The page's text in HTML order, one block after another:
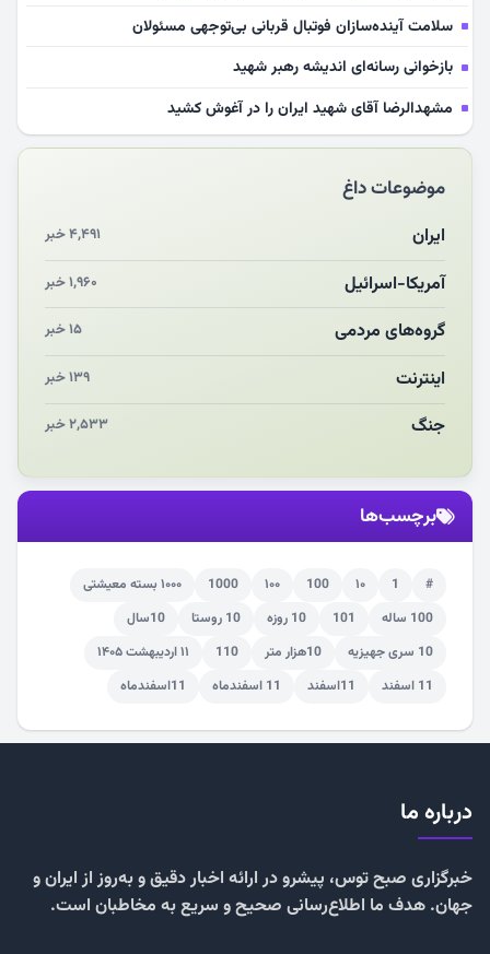
سلامت آینده‌سازان فوتبال قربانی بی‌توجهی مسئولان
بازخوانی رسانه‌ای اندیشه رهبر شهید
مشهدالرضا آقای شهید ایران را در آغوش کشید
مکن ای صبح طلوع
چرایی «استقبال از آقای ایران»
انقلاب مردمی و مردم انقلابی
مرگ خاموش زیست‌محیطی در منطقه تربت‌جام
چو‌ن‌وچرا در «علی‌الاصول» یا انتظار برای تحقق شروط
موضوعات داغ
ایران ۴,۴۹۱ خبر
آمریکا-اسرائیل ۱,۹۶۰ خبر
گروه‌های مردمی ۱۵ خبر
اینترنت ۱۳۹ خبر
جنگ ۲,۵۳۳ خبر
برچسب‌ها
#
1 ۱۰ 100 ۱۰۰ 1000
۱۰۰۰ بسته معیشتی
100 ساله
101 10 روزه 10 روستا
10سال
10 سری جهیزیه
10هزار متر 110
۱۱ اردیبهشت ۱۴۰۵
11 اسفند
11اسفند 11 اسفندماه 11اسفندماه
درباره ما
خبرگزاری صبح توس، پیشرو در ارائه اخبار دقیق و به‌روز از ایران و
جهان. هدف ما اطلاع‌رسانی صحیح و سریع به مخاطبان است.